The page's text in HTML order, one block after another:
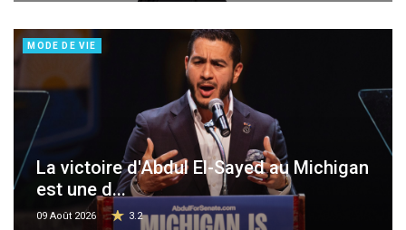
MODE DE VIE
La victoire d'Abdul El-Sayed au Michigan
est une d...
09 Août 2026 3.2